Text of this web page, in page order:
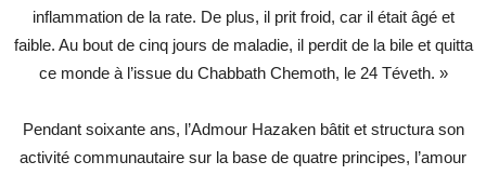
inflammation de la rate. De plus, il prit froid, car il était âgé et
faible. Au bout de cinq jours de maladie, il perdit de la bile et quitta
ce monde à l’issue du Chabbath Chemoth, le 24 Téveth. »
Pendant soixante ans, l’Admour Hazaken bâtit et structura son
activité communautaire sur la base de quatre principes, l’amour